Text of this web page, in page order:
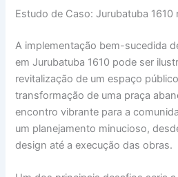
Estudo de Caso: Jurubatuba 1610
A implementação bem-sucedida
em Jurubatuba 1610 pode ser
revitalização de um espaço
transformação de uma praça
encontro vibrante para a
um planejamento minucioso,
design até a execução das obras.